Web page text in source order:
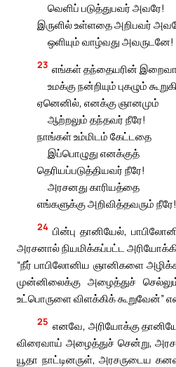
வெளிப் படுத்துபவர் அவரே!
இருளில் உள்ளதை அறிபவர்
ஒளியும் வாழ்வது அவருடனே!
23 எங்கள் தந்தையரின்
உமக்கு நன்றியும் புகழும்
ஏனெனில், எனக்கு ஞானமும்
ஆற்றலும் தந்தவர் நீரே!
நாங்கள் உம்மிடம் கேட்டதை
இப்பொழுது எனக்குத்
தெரியப்படுத்தியவர் நீரே!
அரசனது காரியத்தை
எங்களுக்கு அறிவித்தவரும் நீரே!
24 பின்பு தானியேல்,
அரசனால் நியமிக்கப்பட்ட
“நீர் பாபிலோனிய ஞானிகளை
முன்னிலைக்கு அழைத்துச்
உட்பொருளை விளக்கிக் கூறுவேன்”
25 எனவே, அரியோக்கு
விரைவாய் அழைத்துச் சென்று,
யூதா நாட்டினருள், அரசருடைய